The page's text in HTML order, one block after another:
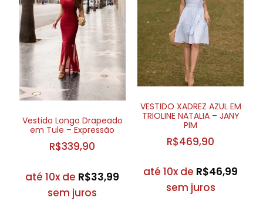
Vestido Longo Drapeado
em Tule – Expressão
R$339,90
até 10x de R$33,99
sem juros
VESTIDO XADREZ AZUL EM
TRIOLINE NATALIA – JANY
PIM
R$469,90
até 10x de R$46,99
sem juros